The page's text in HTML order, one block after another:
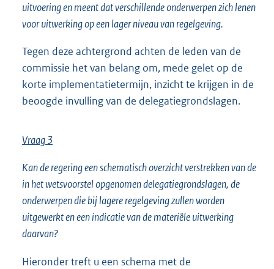
uitvoering en meent dat verschillende onderwerpen zich lenen
voor uitwerking op een lager niveau van regelgeving.
Tegen deze achtergrond achten de leden van de
commissie het van belang om, mede gelet op de
korte implementatietermijn, inzicht te krijgen in de
beoogde invulling van de delegatiegrondslagen.
Vraag 3
Kan de regering een schematisch overzicht verstrekken van de
in het wetsvoorstel opgenomen delegatiegrondslagen, de
onderwerpen die bij lagere regelgeving zullen worden
uitgewerkt en een indicatie van de materiële uitwerking
daarvan?
Hieronder treft u een schema met de